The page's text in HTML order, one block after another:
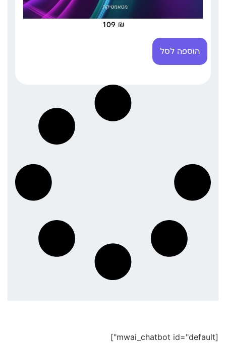
109 ₪
הוספה לסל
[mwai_chatbot id="default"]